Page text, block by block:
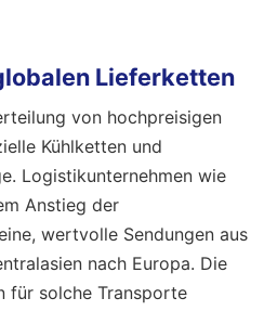
Lieferketten
von hochpreisigen
Kühlketten und
Logistikunternehmen wie
Anstieg der
wertvolle Sendungen aus
nach Europa. Die
für solche Transporte